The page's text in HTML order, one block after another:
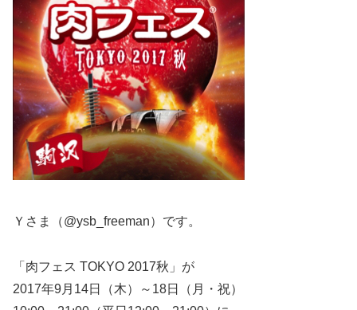
Ｙさま（@ysb_freeman）です。
「肉フェス TOKYO 2017秋」が
2017年9月14日（木）～18日（月・祝）